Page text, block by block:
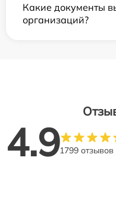
Какие документы
организаций?
4.91799 отзывов